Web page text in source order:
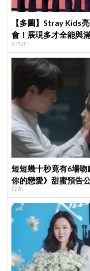
【多圖】Stray Kids
會！展現多才全能與
日音樂圈
KPOP
短短幾十秒竟有6場
你的戀愛》甜蜜預告
韓劇